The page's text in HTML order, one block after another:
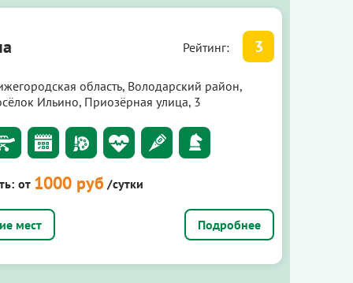
Рейтинг: 3
область, Володарский район,
Ильино, Приозёрная улица, 3
от 1000 руб /сутки
Подробнее